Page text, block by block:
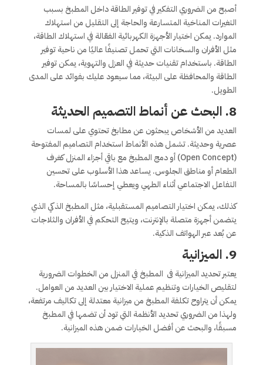
أصبح من الضروري التفكير في توفير الطاقة داخل المطبخ بسبب
التغيرات المناخية المتسارعة والحاجة إلى التقليل من استهلاك
الموارد. يمكن اختيار الأجهزة الكهربائية الفعّالة في استهلاك الطاقة،
مثل الأفران والسخانات التي تحمل تصنيفًا عاليًا من ناحية توفير
الطاقة. باستخدام تقنيات حديثة في العزل والتهوية، يمكن توفير
الطاقة والمحافظة على البيئة، مما سيعود عليك بفوائد على المدى
الطويل.
8. البحث عن أنماط التصميم الحديثة
العديد من الأشخاص يبحثون عن مطابخ تحتوي على لمسات
عصرية وحديثة. تشمل هذه الأنماط استخدام التصاميم المفتوحة
(Open Concept) أو دمج المطبخ مع باقي أجزاء المنزل كغرف
الطعام أو مناطق الجلوس. يساعد هذا الأسلوب على تحسين
التفاعل الاجتماعي أثناء الطهي ويعطي إحساسًا بالمساحة.
كذلك، يمكن اختيار التصاميم المستقبلية، مثل المطبخ الذكي الذي
يتضمن أجهزة متصلة بالإنترنت، ويتيح التحكم في الأفران والثلاجات
عن بُعد عبر الهواتف الذكية.
9. الميزانية
يعتبر تحديد الميزانية فى المطبخ في المنزل من الخطوات الضرورية
لتقليص الخيارات وتنظيم عملية الاختيار بين العديد من العوامل.
يمكن أن يتراوح تكلفة المطبخ من ميزانية معتدلة إلى تكاليف مرتفعة،
ولهذا من الضروري تحديد الأنظمة التي تود أن تضمها في المطبخ
مسبقًا، والبحث عن أفضل الخيارات ضمن هذه الميزانية.